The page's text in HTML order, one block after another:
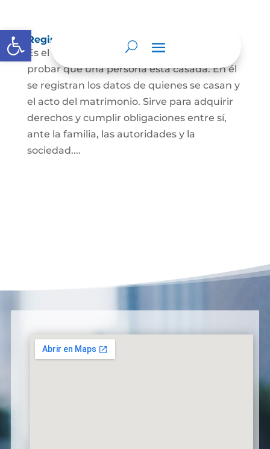
Abrir barra de herramientas
Registro Civil de Matrimonio
Es el documento público necesario para
probar que una persona está casada. En él
se registran los datos de quienes se casan y
el acto del matrimonio. Sirve para adquirir
derechos y cumplir obligaciones entre sí,
ante la familia, las autoridades y la
sociedad....